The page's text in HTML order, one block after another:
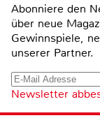
Abonniere den
über neue
Gewinnspiele,
unserer Partner.
Newsletter